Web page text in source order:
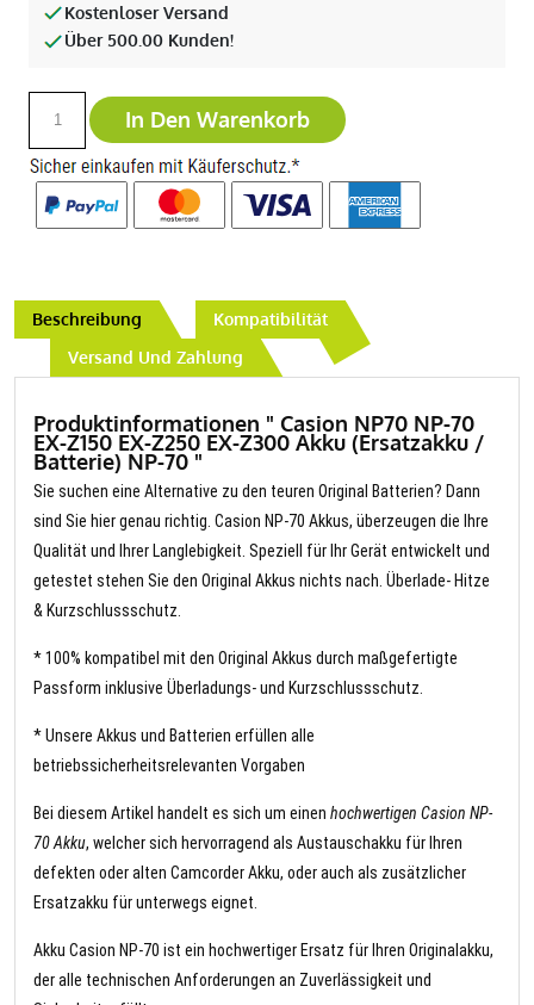
Kostenloser Versand
Über 500.00 Kunden!
In Den Warenkorb
Beschreibung
Kompatibilität
Versand Und Zahlung
Produktinformationen " Casion NP70 NP-70
EX-Z150 EX-Z250 EX-Z300 Akku (Ersatzakku /
Batterie) NP-70 "
Sie suchen eine Alternative zu den teuren Original Batterien? Dann
sind Sie hier genau richtig. Casion NP-70 Akkus, überzeugen die Ihre
Qualität und Ihrer Langlebigkeit. Speziell für Ihr Gerät entwickelt und
getestet stehen Sie den Original Akkus nichts nach. Überlade- Hitze
& Kurzschlussschutz.
* 100% kompatibel mit den Original Akkus durch maßgefertigte
Passform inklusive Überladungs- und Kurzschlussschutz.
* Unsere Akkus und Batterien erfüllen alle
betriebssicherheitsrelevanten Vorgaben
Bei diesem Artikel handelt es sich um einen hochwertigen Casion NP-
70 Akku, welcher sich hervorragend als Austauschakku für Ihren
defekten oder alten Camcorder Akku, oder auch als zusätzlicher
Ersatzakku für unterwegs eignet.
Akku Casion NP-70 ist ein hochwertiger Ersatz für Ihren Originalakku,
der alle technischen Anforderungen an Zuverlässigkeit und